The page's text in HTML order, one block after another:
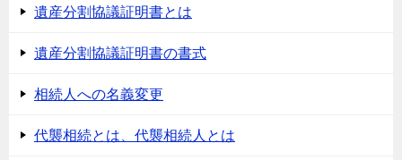
遺産分割協議証明書とは
遺産分割協議証明書の書式
相続人への名義変更
代襲相続とは、代襲相続人とは